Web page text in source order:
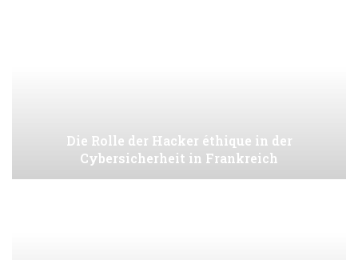
Die Rolle der Hacker éthique in der
Cybersicherheit in Frankreich